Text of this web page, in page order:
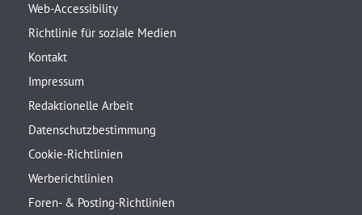
Web-Accessibility
Richtlinie für soziale Medien
Kontakt
Impressum
Redaktionelle Arbeit
Datenschutzbestimmung
Cookie-Richtlinien
Werberichtlinien
Foren- & Posting-Richtlinien